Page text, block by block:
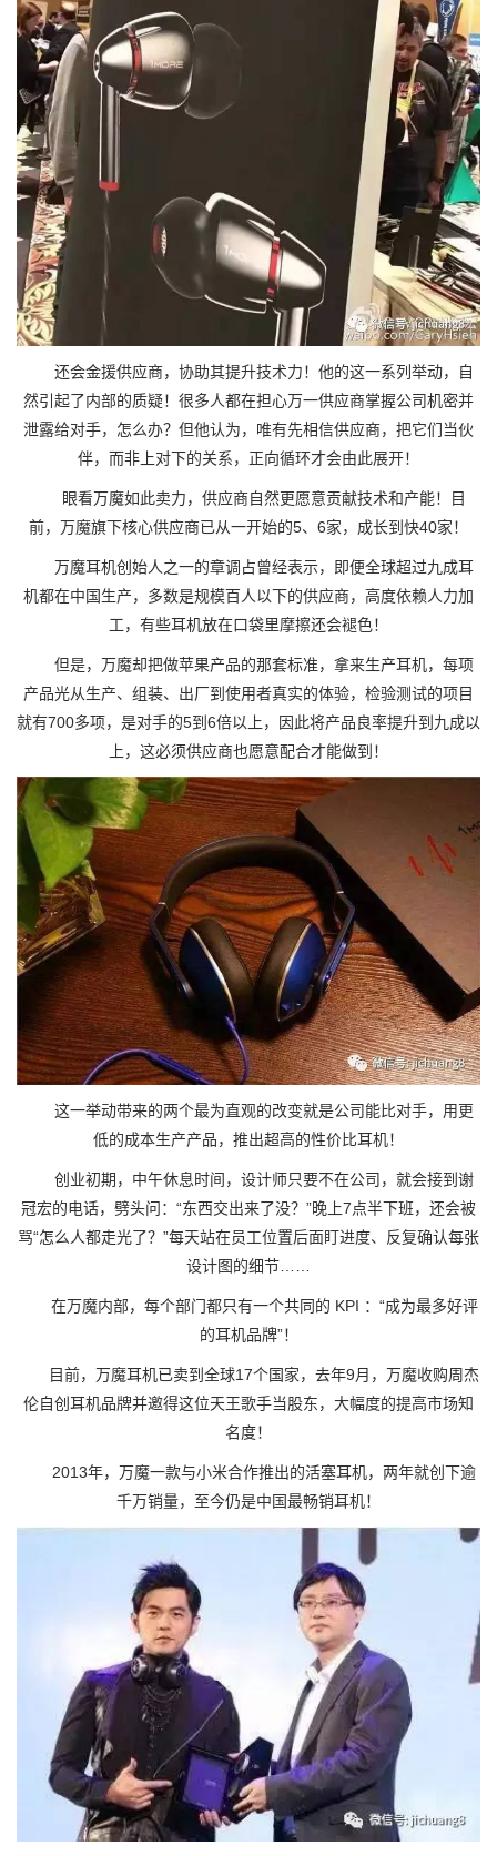
还会金援供应商，协助其提升技术力！他的这一系列举动，自
然引起了内部的质疑！很多人都在担心万一供应商掌握公司机密并
泄露给对手，怎么办？但他认为，唯有先相信供应商，把它们当伙
伴，而非上对下的关系，正向循环才会由此展开！
眼看万魔如此卖力，供应商自然更愿意贡献技术和产能！目
前，万魔旗下核心供应商已从一开始的5、6家，成长到快40家！
万魔耳机创始人之一的章调占曾经表示，即便全球超过九成耳
机都在中国生产，多数是规模百人以下的供应商，高度依赖人力加
工，有些耳机放在口袋里摩擦还会褪色！
但是，万魔却把做苹果产品的那套标准，拿来生产耳机，每项
产品光从生产、组装、出厂到使用者真实的体验，检验测试的项目
就有700多项，是对手的5到6倍以上，因此将产品良率提升到九成以
上，这必须供应商也愿意配合才能做到！
这一举动带来的两个最为直观的改变就是公司能比对手，用更
低的成本生产产品，推出超高的性价比耳机！
创业初期，中午休息时间，设计师只要不在公司，就会接到谢
冠宏的电话，劈头问：“东西交出来了没？”晚上7点半下班，还会被
骂“怎么人都走光了？”每天站在员工位置后面盯进度、反复确认每张
设计图的细节……
在万魔内部，每个部门都只有一个共同的 KPI ：“成为最多好评
的耳机品牌”！
目前，万魔耳机已卖到全球17个国家，去年9月，万魔收购周杰
伦自创耳机品牌并邀得这位天王歌手当股东，大幅度的提高市场知
名度！
2013年，万魔一款与小米合作推出的活塞耳机，两年就创下逾
千万销量，至今仍是中国最畅销耳机！